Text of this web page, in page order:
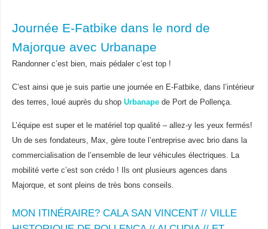
Journée E-Fatbike dans le nord de
Majorque avec Urbanape
Randonner c’est bien, mais pédaler c’est top !
C’est ainsi que je suis partie une journée en E-Fatbike, dans l’intérieur
des terres, loué auprès du shop Urbanapede Port de Pollença.
L’équipe est super et le matériel top qualité – allez-y les yeux fermés!
Un de ses fondateurs, Max, gère toute l’entreprise avec brio dans la
commercialisation de l’ensemble de leur véhicules électriques. La
mobilité verte c’est son crédo ! Ils ont plusieurs agences dans
Majorque, et sont pleins de très bons conseils.
MON ITINÉRAIRE? CALA SAN VINCENT // VILLE